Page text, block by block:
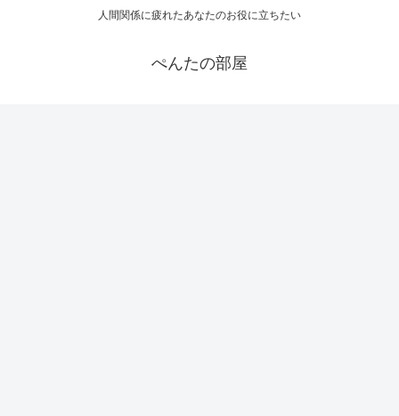
人間関係に疲れたあなたのお役に立ちたい
ぺんたの部屋